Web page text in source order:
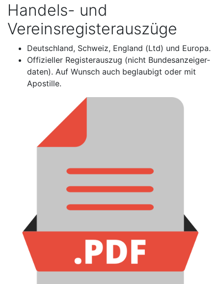
Handels- und
Vereinsregisterauszüge
Deutschland, Schweiz, England (Ltd) und Europa.
Offizieller Registerauszug (nicht Bundesanzeiger-
daten). Auf Wunsch auch beglaubigt oder mit
Apostille.